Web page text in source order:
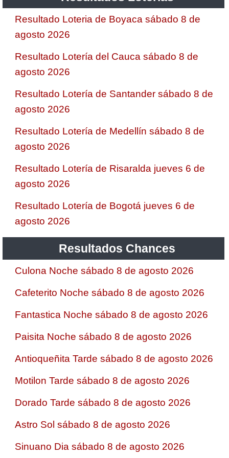
Resultado Loteria de Boyaca sábado 8 de
agosto 2026
Resultado Lotería del Cauca sábado 8 de
agosto 2026
Resultado Lotería de Santander sábado 8 de
agosto 2026
Resultado Lotería de Medellín sábado 8 de
agosto 2026
Resultado Lotería de Risaralda jueves 6 de
agosto 2026
Resultado Lotería de Bogotá jueves 6 de
agosto 2026
Resultados Chances
Culona Noche sábado 8 de agosto 2026
Cafeterito Noche sábado 8 de agosto 2026
Fantastica Noche sábado 8 de agosto 2026
Paisita Noche sábado 8 de agosto 2026
Antioqueñita Tarde sábado 8 de agosto 2026
Motilon Tarde sábado 8 de agosto 2026
Dorado Tarde sábado 8 de agosto 2026
Astro Sol sábado 8 de agosto 2026
Sinuano Dia sábado 8 de agosto 2026